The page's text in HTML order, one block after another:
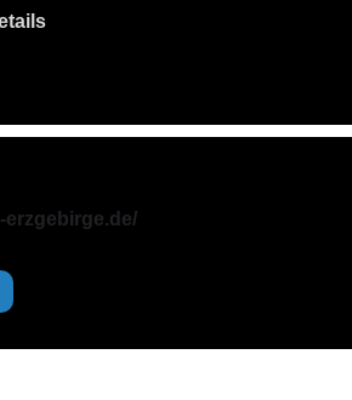
erzgebirge.de/